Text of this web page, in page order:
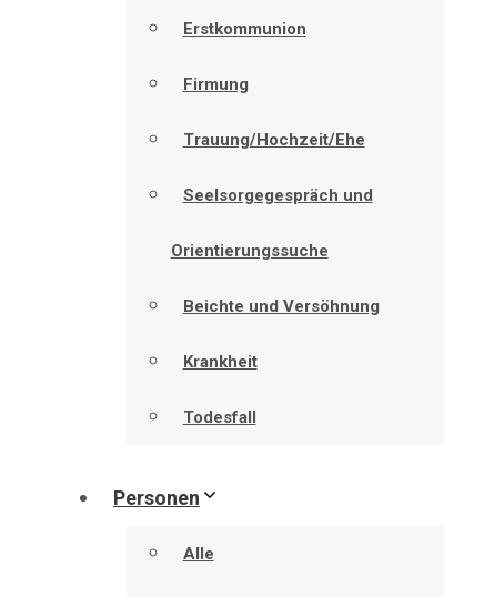
Erstkommunion
Firmung
Trauung/Hochzeit/Ehe
Seelsorgegespräch und
Orientierungssuche
Beichte und Versöhnung
Krankheit
Todesfall
Personen
Alle